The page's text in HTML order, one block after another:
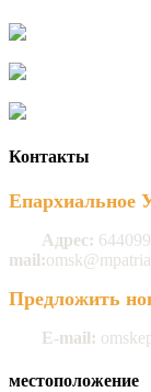
Контакты
Епархиальное
Адрес:
mail:
Предложить
E-mail:
местоположение